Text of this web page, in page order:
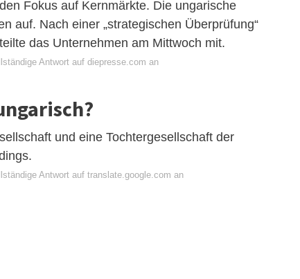
Fokus auf Kernmärkte. Die ungarische
auf. Nach einer „strategischen Überprüfung“
das Unternehmen am Mittwoch mit.
Antwort auf diepresse.com an
und eine Tochtergesellschaft der
Antwort auf translate.google.com an